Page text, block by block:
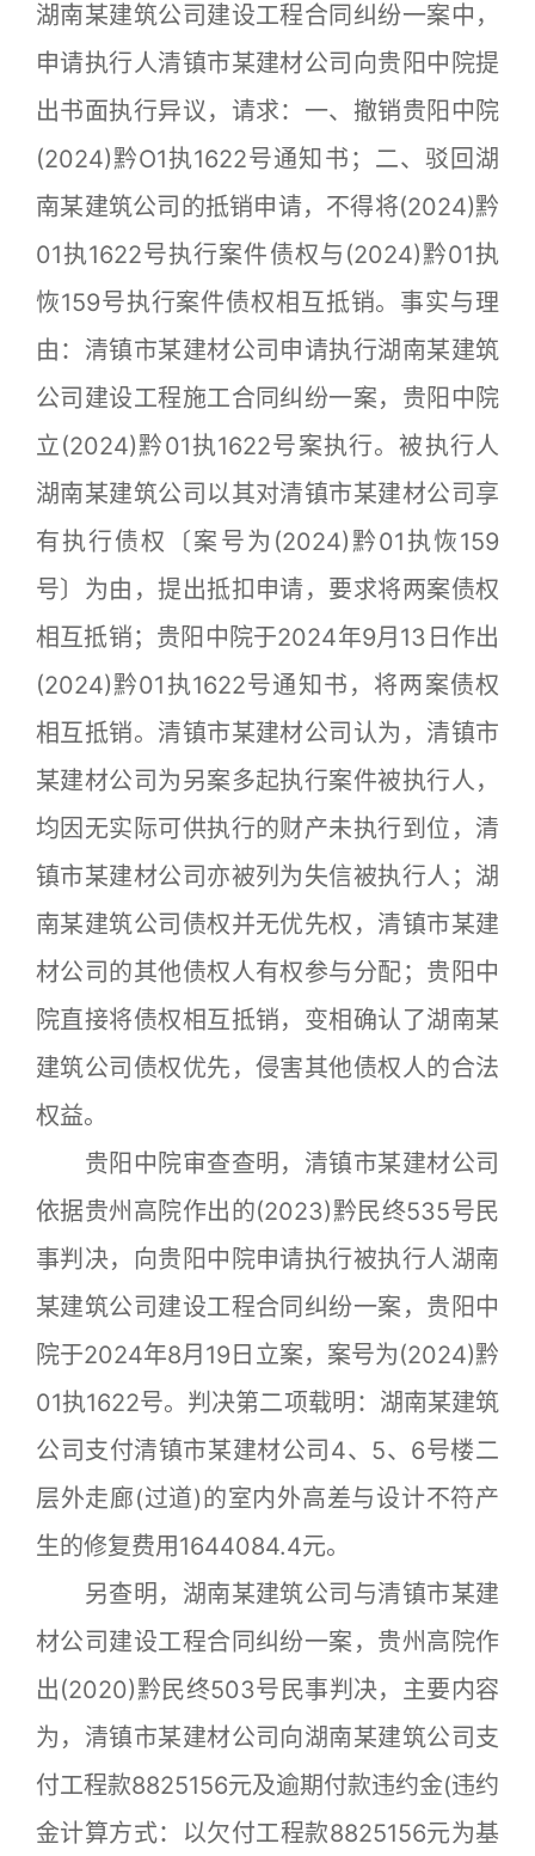
湖南某建筑公司建设工程合同纠纷一案中，
申请执行人清镇市某建材公司向贵阳中院提
出书面执行异议，请求：一、撤销贵阳中院
(2024)黔O1执1622号通知书；二、驳回湖
南某建筑公司的抵销申请，不得将(2024)黔
01执1622号执行案件债权与(2024)黔01执
恢159号执行案件债权相互抵销。事实与理
由：清镇市某建材公司申请执行湖南某建筑
公司建设工程施工合同纠纷一案，贵阳中院
立(2024)黔01执1622号案执行。被执行人
湖南某建筑公司以其对清镇市某建材公司享
有执行债权〔案号为(2024)黔01执恢159
号〕为由，提出抵扣申请，要求将两案债权
相互抵销；贵阳中院于2024年9月13日作出
(2024)黔01执1622号通知书，将两案债权
相互抵销。清镇市某建材公司认为，清镇市
某建材公司为另案多起执行案件被执行人，
均因无实际可供执行的财产未执行到位，清
镇市某建材公司亦被列为失信被执行人；湖
南某建筑公司债权并无优先权，清镇市某建
材公司的其他债权人有权参与分配；贵阳中
院直接将债权相互抵销，变相确认了湖南某
建筑公司债权优先，侵害其他债权人的合法
权益。
贵阳中院审查查明，清镇市某建材公司
依据贵州高院作出的(2023)黔民终535号民
事判决，向贵阳中院申请执行被执行人湖南
某建筑公司建设工程合同纠纷一案，贵阳中
院于2024年8月19日立案，案号为(2024)黔
01执1622号。判决第二项载明：湖南某建筑
公司支付清镇市某建材公司4、5、6号楼二
层外走廊(过道)的室内外高差与设计不符产
生的修复费用1644084.4元。
另查明，湖南某建筑公司与清镇市某建
材公司建设工程合同纠纷一案，贵州高院作
出(2020)黔民终503号民事判决，主要内容
为，清镇市某建材公司向湖南某建筑公司支
付工程款8825156元及逾期付款违约金(违约
金计算方式：以欠付工程款8825156元为基